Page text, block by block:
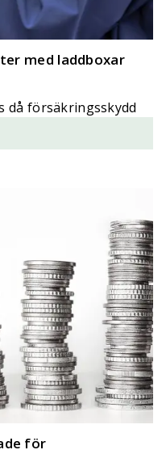
med laddboxar
då försäkringsskydd
för